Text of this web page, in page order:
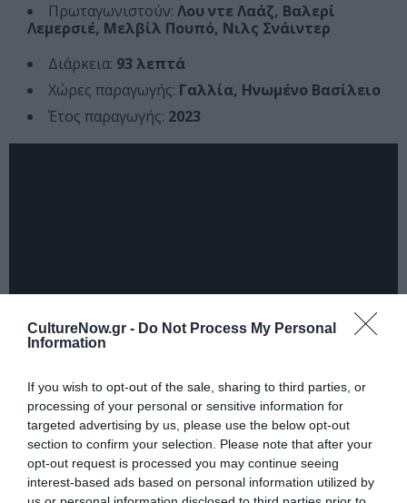
CultureNow.gr - Do Not Process My Personal
Information
If you wish to opt-out of the sale, sharing to third parties, or
processing of your personal or sensitive information for
targeted advertising by us, please use the below opt-out
section to confirm your selection. Please note that after your
opt-out request is processed you may continue seeing
interest-based ads based on personal information utilized by
Πρωταγωνιστούν: Λου ντε Λαάζ, Βαλερί
Λεμερσιέ, Μελβίλ Πουπό, Νιλς Σνάιντερ
Διάρκεια: 93 λεπτά
Χώρες παραγωγής: Γαλλία, Ηνωμένο Βασίλειο
Έτος παραγωγής: 2023
Διαβάστε επίσης:
Το “Coup de Chance” του Γούντι Άλεν πυροδότησε
διαμαρτυρίες και ενθουσιώδεις επευφημίες στο Φεστιβάλ
Βενετίας